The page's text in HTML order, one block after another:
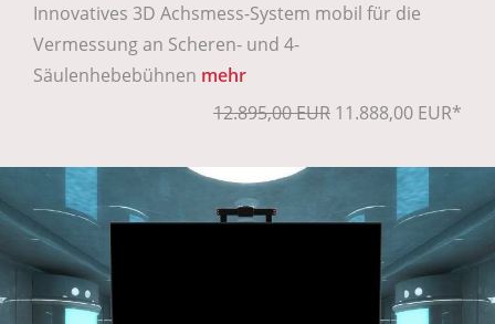
Innovatives 3D Achsmess-System mobil für die
Vermessung an Scheren- und 4-
Säulenhebebühnen mehr
12.895,00 EUR 11.888,00 EUR*